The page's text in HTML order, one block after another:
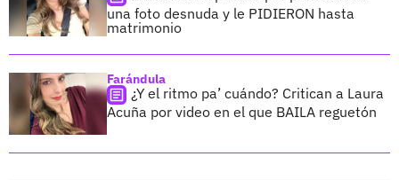
una foto desnuda y le PIDIERON hasta
matrimonio
Farándula
¿Y el ritmo pa’ cuándo? Critican a Laura
Acuña por video en el que BAILA reguetón